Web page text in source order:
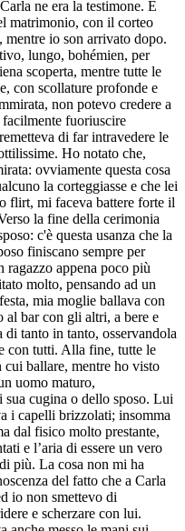
ne era la testimone. È
matrimonio, con il corteo
mentre io son arrivato dopo.
lungo, bohémien, per
scoperta, mentre tutte le
con scollature profonde e
non potevo credere a
fuoriuscire
di far intravedere le
Ho notato che,
ovviamente questa cosa
la corteggiasse e che lei
flirt, mi faceva battere forte il
la fine della cerimonia
c'è questa usanza che la
finiscano sempre per
ragazzo appena poco più
molto, pensando ad un
mia moglie ballava con
al bar con gli altri, a bere e
tanto in tanto, osservandola
con tutti. Alla fine, tutte le
cui ballare, mentre ho visto
uomo maturo,
cugina o dello sposo. Lui
i capelli brizzolati; insomma
dal fisico molto prestante,
e l’aria di essere un vero
più. La cosa non mi ha
del fatto che a Carla
io non smettevo di
e scherzare con lui.